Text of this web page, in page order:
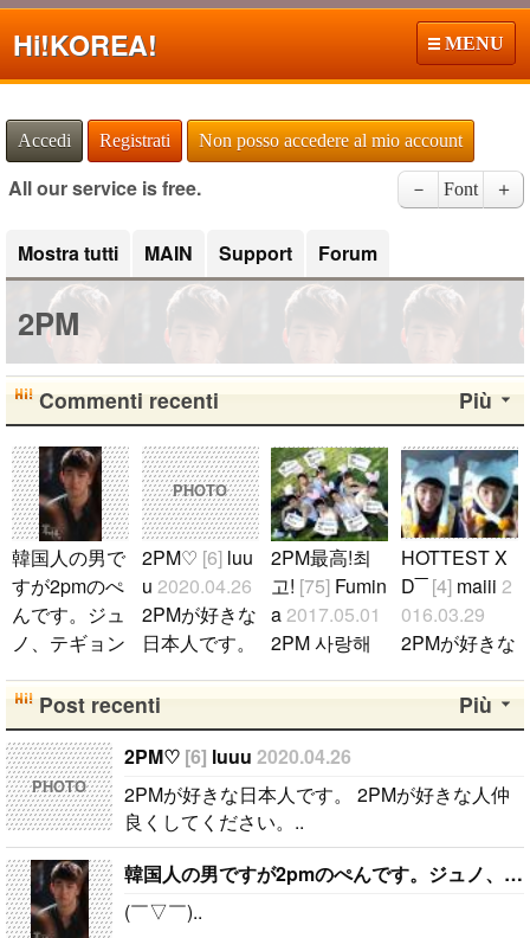
Hi!KOREA! MENU
Accedi Registrati Non posso accedere al mio account
All our service is free. － Font ＋
Mostra tutti MAIN Support Forum
2PM
Più
Commenti recenti
韓国人の男で
すが2pmのぺ
んです。ジュ
ノ、テギョン
んです。[12]
sy09302023.
08.19
(￣▽￣)..
PHOTO
2PM♡ [6]luu
u 2020.04.26
2PMが好きな
日本人です。
人仲良くして
ください。..
2PM最高!최
고! [75] Fumin
a 2017.05.01
2PM 사랑해
토크도 어느
것도 최고!! 재
범가 없는 것
은 굉장하게
슬프지만, 나
는 바뀌지 않
HOTTEST X
D‾‾[4]maiii 2
016.03.29
2PMが好きな
ら仲良くして
くださいXD..
Più
Post recenti
PHOTO
2PM♡ [6] luuu 2020.04.26
2PMが好きな日本人です。 2PMが好きな人仲
良くしてください。..
韓国人の男ですが2pmのぺんです。ジュノ、テギョンぺんが特にぺんです。
(￣▽￣)..